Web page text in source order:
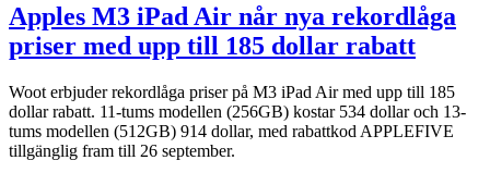
Apples M3 iPad Air når nya rekordlåga
priser med upp till 185 dollar rabatt
Woot erbjuder rekordlåga priser på M3 iPad Air med upp till 185
dollar rabatt. 11-tums modellen (256GB) kostar 534 dollar och 13-
tums modellen (512GB) 914 dollar, med rabattkod APPLEFIVE
tillgänglig fram till 26 september.